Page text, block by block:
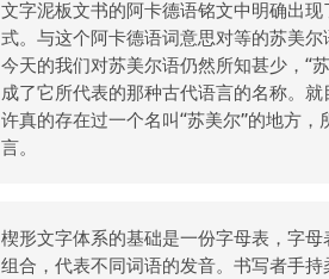
文字泥板文书的阿卡德语铭文中明确出
式。与这个阿卡德语词意思对等的苏美
今天的我们对苏美尔语仍然所知甚少，“
成了它所代表的那种古代语言的名称。
许真的存在过一个名叫“苏美尔”的地方
言。
楔形文字体系的基础是一份字母表，字
组合，代表不同词语的发音。书写者手